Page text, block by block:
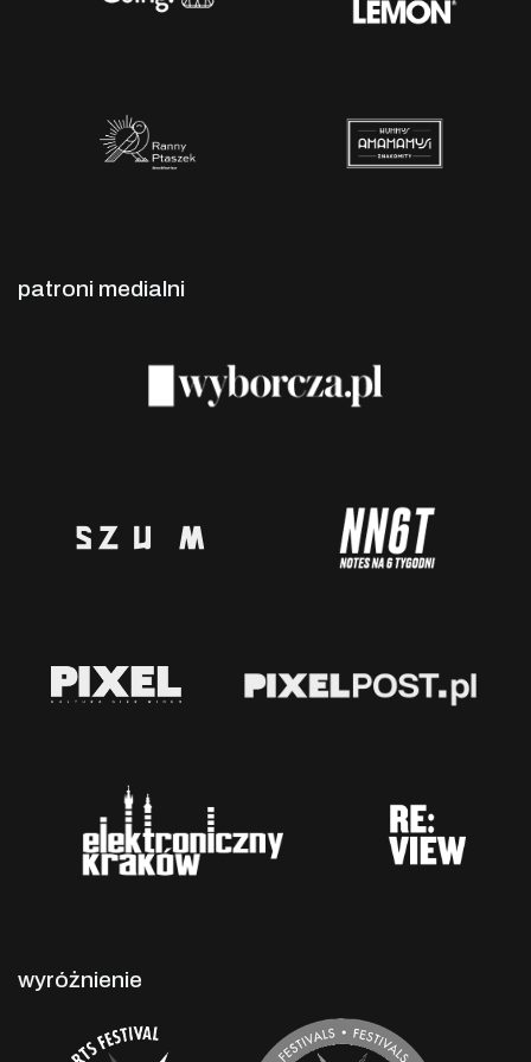
patroni medialni
wyróżnienie